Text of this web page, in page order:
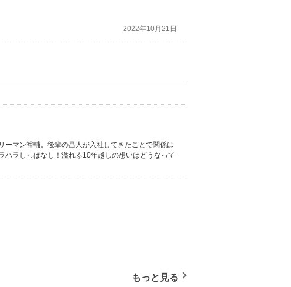
2022年10月21日
マン裕輔。後輩の昌人が入社してきたことで関係は
ラしっぱなし！溢れる10年越しの想いはどうなって
もっと見る